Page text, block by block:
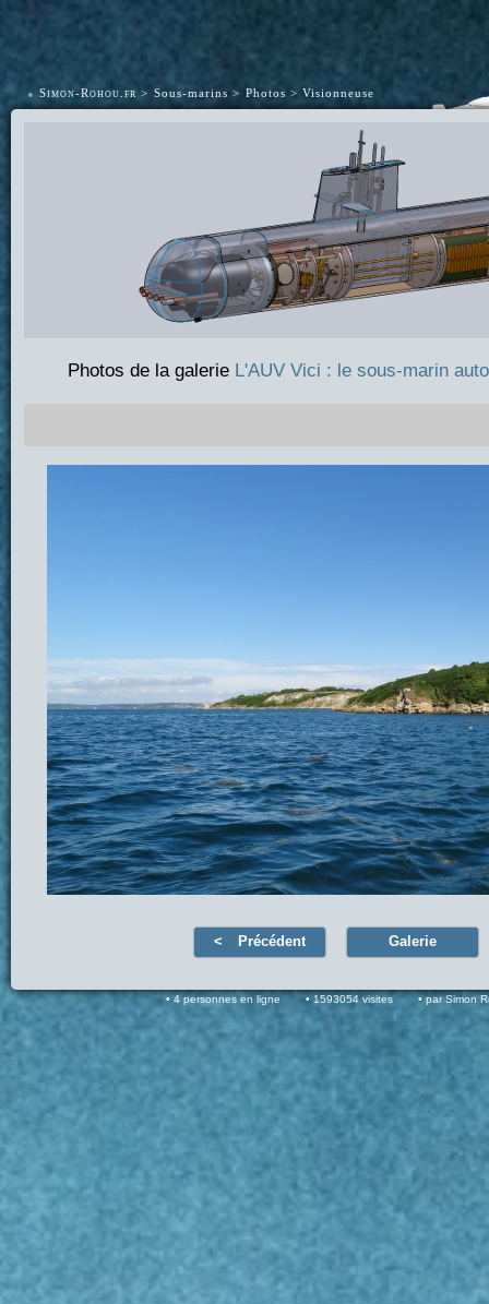
• Simon-Rohou.fr Sous-marins Photos Visionneuse
Photos de la galerie L'AUV Vici : le sous-marin
Précédent Galerie
4 personnes en ligne 1593054 visites par Simon